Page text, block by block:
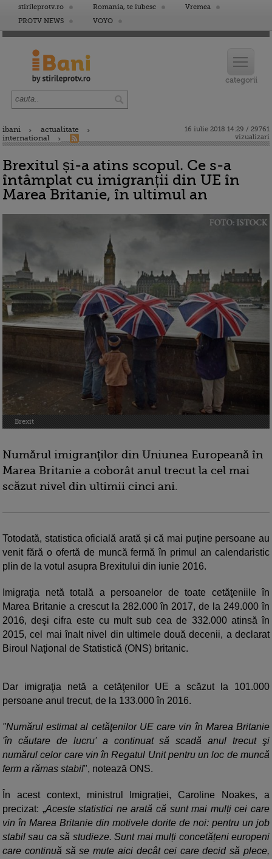
stirileprotv.ro Romania, te iubesc
Vremea
PROTV NEWS
VOYO
ibani
actualitate
international
16 iulie 2018 14:29 / 29761
vizualizari
Brexitul și-a atins scopul. Ce s-a
întâmplat cu imigranții din UE în
Marea Britanie, în ultimul an
Brexit
Numărul imigranţilor din Uniunea Europeană în
Marea Britanie a coborât anul trecut la cel mai
scăzut nivel din ultimii cinci ani.
Totodată, statistica oficială arată și că mai puţine persoane au
venit fără o ofertă de muncă fermă în primul an calendaristic
plin de la votul asupra Brexitului din iunie 2016.
Imigraţia netă totală a persoanelor de toate cetăţeniile în
Marea Britanie a crescut la 282.000 în 2017, de la 249.000 în
2016, deşi cifra este cu mult sub cea de 332.000 atinsă în
2015, cel mai înalt nivel din ultimele două decenii, a declarat
Biroul Naţional de Statistică (ONS) britanic.
Dar imigraţia netă a cetăţenilor UE a scăzut la 101.000
persoane anul trecut, de la 133.000 în 2016.
"Numărul estimat al cetăţenilor UE care vin în Marea Britanie
'în căutare de lucru' a continuat să scadă anul trecut şi
numărul celor care vin în Regatul Unit pentru un loc de muncă
ferm a rămas stabil", notează ONS.
În acest context, ministrul Imigrației, Caroline Noakes, a
precizat: „Aceste statistici ne arată că sunt mai mulți cei care
vin în Marea Britanie din motivele dorite de noi: pentru un job
stabil sau ca să studieze. Sunt mai mulți concetățeni europeni
care continuă să se mute aici decât cei care decid să plece,